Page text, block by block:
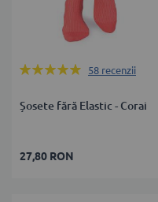
Rating:
58 recenzii
Șosete fără Elastic - Corai
27,80 RON